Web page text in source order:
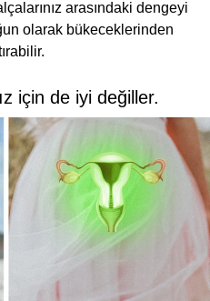
arasındaki dengeyi
olarak bükeceklerinden
için de iyi değiller.